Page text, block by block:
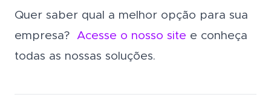
Quer saber qual a melhor opção para sua
empresa? Acesse o nosso site e conheça
todas as nossas soluções.